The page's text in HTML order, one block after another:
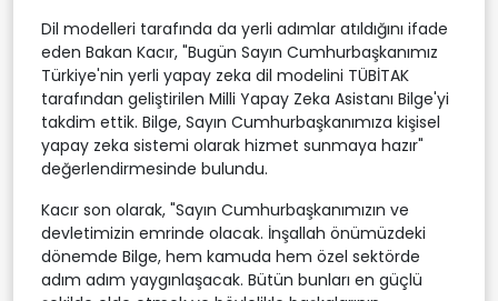
Dil modelleri tarafında da yerli adımlar atıldığını ifade
eden Bakan Kacır, "Bugün Sayın Cumhurbaşkanımız
Türkiye'nin yerli yapay zeka dil modelini TÜBİTAK
tarafından geliştirilen Milli Yapay Zeka Asistanı Bilge'yi
takdim ettik. Bilge, Sayın Cumhurbaşkanımıza kişisel
yapay zeka sistemi olarak hizmet sunmaya hazır"
değerlendirmesinde bulundu.
Kacır son olarak, "Sayın Cumhurbaşkanımızın ve
devletimizin emrinde olacak. İnşallah önümüzdeki
dönemde Bilge, hem kamuda hem özel sektörde
adım adım yaygınlaşacak. Bütün bunları en güçlü